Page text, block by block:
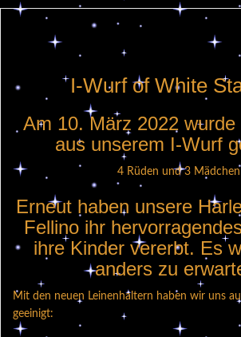
I-Wurf of White
Am 10. März 2022 wurde
aus unserem I-Wurf
4 Rüden und 3 Mädchen
Erneut haben unsere
Fellino ihr
ihre Kinder vererbt. Es
anders zu
Mit den neuen Leinenhaltern haben wir uns
geeinigt: